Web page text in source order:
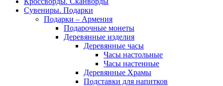
Сувениры. Подарки
Подарки – Армения
Подарочные монеты
Деревянные изделия
Деревянные часы
Часы настольные
Часы настенные
Деревянные Храмы
Подставки для напитков